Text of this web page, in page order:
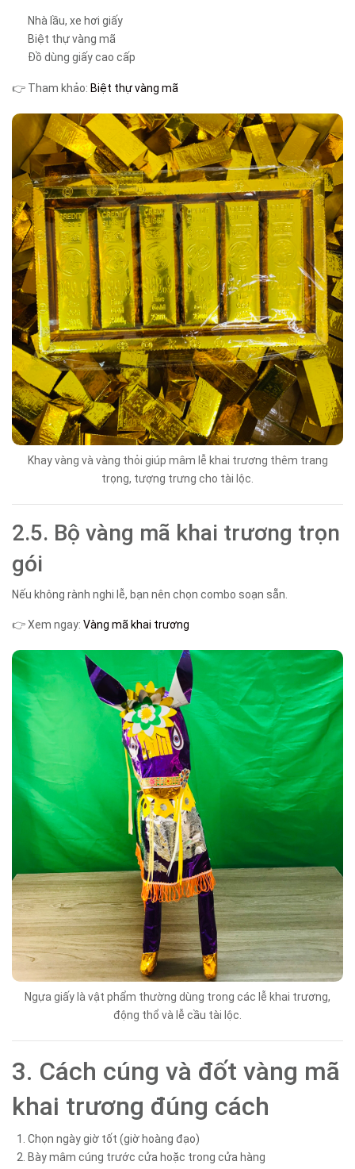
Nhà lầu, xe hơi giấy
Biệt thự vàng mã
Đồ dùng giấy cao cấp
👉 Tham khảo: Biệt thự vàng mã
Khay vàng và vàng thỏi giúp mâm lễ khai trương thêm trang
trọng, tượng trưng cho tài lộc.
2.5. Bộ vàng mã khai trương trọn
gói
Nếu không rành nghi lễ, bạn nên chọn combo soạn sẵn.
👉 Xem ngay: Vàng mã khai trương
Ngựa giấy là vật phẩm thường dùng trong các lễ khai trương,
động thổ và lễ cầu tài lộc.
3. Cách cúng và đốt vàng mã
khai trương đúng cách
Chọn ngày giờ tốt (giờ hoàng đạo)
Bày mâm cúng trước cửa hoặc trong cửa hàng